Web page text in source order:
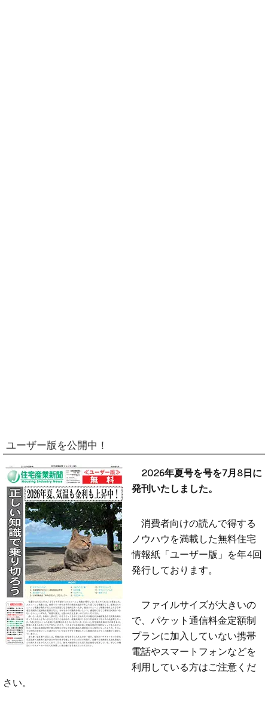
ユーザー版を公開中！
2026年夏号を号を7月8日に
発刊いたしました。
消費者向けの読んで得する
ノウハウを満載した無料住宅
情報紙「ユーザー版」を年4回
発行しております。
ファイルサイズが大きいの
で、パケット通信料金定額制
プランに加入していない携帯
電話やスマートフォンなどを
利用している方はご注意くだ
さい。